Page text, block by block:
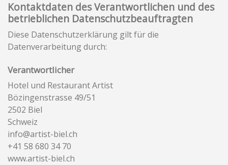
Kontaktdaten des Verantwortlichen und des
betrieblichen Datenschutzbeauftragten
Diese Datenschutzerklärung gilt für die
Datenverarbeitung durch:
Verantwortlicher
Hotel und Restaurant Artist
Bözingenstrasse 49/51
2502 Biel
Schweiz
info@artist-biel.ch
+41 58 680 34 70
www.artist-biel.ch